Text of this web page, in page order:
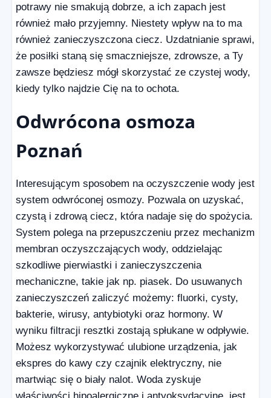
potrawy nie smakują dobrze, a ich zapach jest
również mało przyjemny. Niestety wpływ na to ma
również zanieczyszczona ciecz. Uzdatnianie sprawi,
że posiłki staną się smaczniejsze, zdrowsze, a Ty
zawsze będziesz mógł skorzystać ze czystej wody,
kiedy tylko najdzie Cię na to ochota.
Odwrócona osmoza
Poznań
Interesującym sposobem na oczyszczenie wody jest
system odwróconej osmozy. Pozwala on uzyskać,
czystą i zdrową ciecz, która nadaje się do spożycia.
System polega na przepuszczeniu przez mechanizm
membran oczyszczających wody, oddzielając
szkodliwe pierwiastki i zanieczyszczenia
mechaniczne, takie jak np. piasek. Do usuwanych
zanieczyszczeń zaliczyć możemy: fluorki, cysty,
bakterie, wirusy, antybiotyki oraz hormony. W
wyniku filtracji resztki zostają spłukane w odpływie.
Możesz wykorzystywać ulubione urządzenia, jak
ekspres do kawy czy czajnik elektryczny, nie
martwiąc się o biały nalot. Woda zyskuje
właściwości hipoalergiczne i antyoksydacyjne, jest